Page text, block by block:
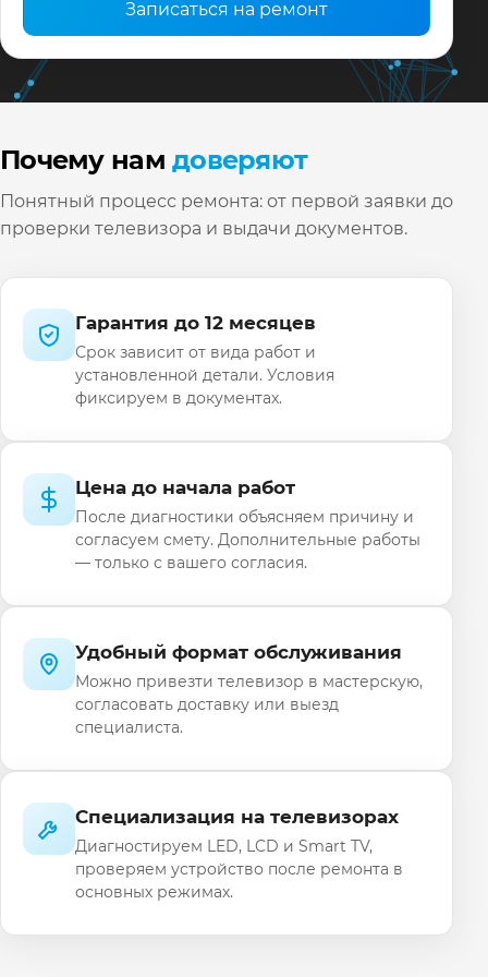
Записаться на ремонт
Почему намдоверяют
Понятный процесс ремонта: от первой заявки до
проверки телевизора и выдачи документов.
Гарантия до 12 месяцев
Срок зависит от вида работ и
установленной детали. Условия
фиксируем в документах.
Цена до начала работ
После диагностики объясняем причину и
согласуем смету. Дополнительные работы
— только с вашего согласия.
Удобный формат обслуживания
Можно привезти телевизор в мастерскую,
согласовать доставку или выезд
специалиста.
Специализация на телевизорах
Диагностируем LED, LCD и Smart TV,
проверяем устройство после ремонта в
основных режимах.